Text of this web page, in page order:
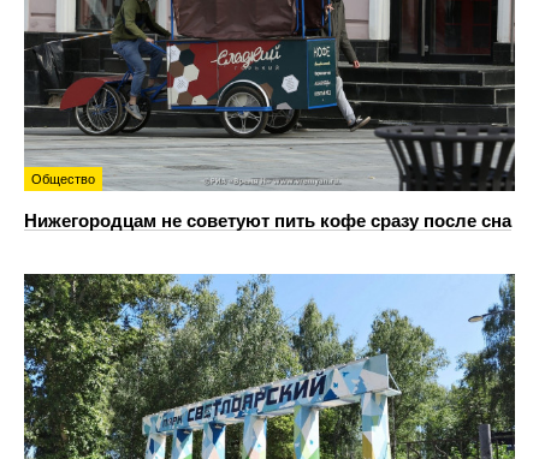
Общество
Нижегородцам не советуют пить кофе сразу после сна